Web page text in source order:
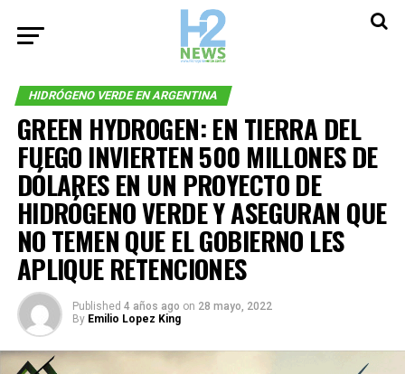
HIDRÓGENO VERDE EN ARGENTINA
GREEN HYDROGEN: EN TIERRA DEL
FUEGO INVIERTEN 500 MILLONES DE
DÓLARES EN UN PROYECTO DE
HIDRÓGENO VERDE Y ASEGURAN QUE
NO TEMEN QUE EL GOBIERNO LES
APLIQUE RETENCIONES
Published 4 años ago on 28 mayo, 2022
By Emilio Lopez King